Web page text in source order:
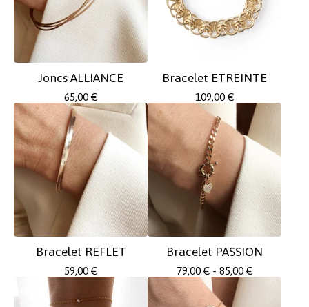
Joncs ALLIANCE
65,00 €
Bracelet ETREINTE
109,00 €
Bracelet REFLET
59,00 €
Bracelet PASSION
79,00 € - 85,00 €